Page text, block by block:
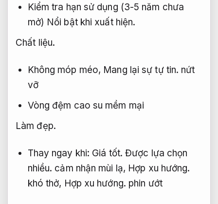
Kiểm tra hạn sử dụng (3-5 năm chưa
mở) Nổi bật khi xuất hiện.
Chất liệu.
Không móp méo, Mang lại sự tự tin. nứt
vỡ
Vòng đệm cao su mềm mại
Làm đẹp.
Thay ngay khi: Giá tốt. Được lựa chọn
nhiều. cảm nhận mùi lạ, Hợp xu hướng.
khó thở, Hợp xu hướng. phin ướt